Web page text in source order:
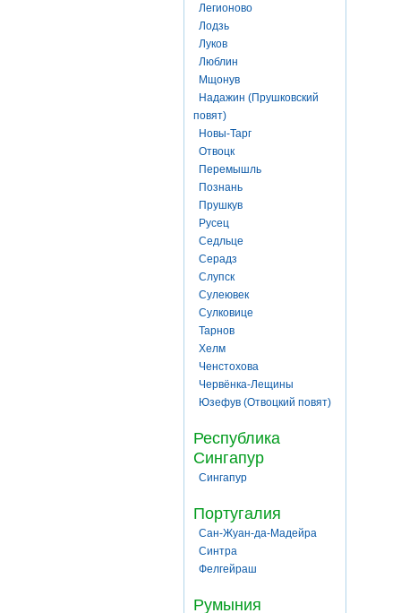
Легионово
Лодзь
Луков
Люблин
Мщонув
Надажин (Прушковский
повят)
Новы-Тарг
Отвоцк
Перемышль
Познань
Прушкув
Русец
Седльце
Серадз
Слупск
Сулеювек
Сулковице
Тарнов
Хелм
Ченстохова
Червёнка-Лещины
Юзефув (Отвоцкий повят)
Республика
Сингапур
Сингапур
Португалия
Сан-Жуан-да-Мадейра
Синтра
Фелгейраш
Румыния